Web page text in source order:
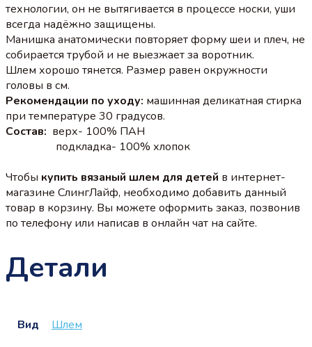
технологии, он не вытягивается в процессе носки, уши
всегда надёжно защищены.
Манишка анатомически повторяет форму шеи и плеч, не
собирается трубой и не выезжает за воротник.
Шлем хорошо тянется. Размер равен окружности
головы в см.
Рекомендации по уходу: машинная деликатная стирка
при температуре 30 градусов.
Состав: верх- 100% ПАН
подкладка- 100% хлопок
Чтобы купить вязаный шлем для детей в интернет-
магазине СлингЛайф, необходимо добавить данный
товар в корзину. Вы можете оформить заказ, позвонив
по телефону или написав в онлайн чат на сайте.
Детали
Вид Шлем